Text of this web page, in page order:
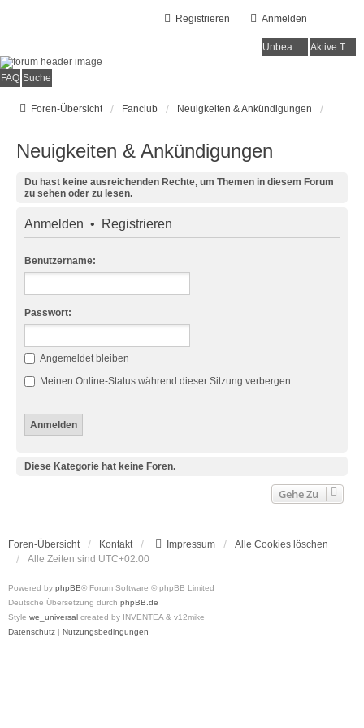
Anmelden
Registrieren
Unbeantwortete Themen Aktive Themen
FAQ Suche
Foren-Übersicht Fanclub Neuigkeiten & Ankündigungen
Neuigkeiten & Ankündigungen
Du hast keine ausreichenden Rechte, um Themen in diesem Forum
zu sehen oder zu lesen.
Anmelden • Registrieren
Benutzername:
Passwort:
Angemeldet bleiben
Meinen Online-Status während dieser Sitzung verbergen
Diese Kategorie hat keine Foren.
Gehe Zu
Foren-Übersicht Kontakt Impressum
Alle Cookies löschen
Alle Zeiten sind UTC+02:00
Powered by phpBB® Forum Software © phpBB Limited
Deutsche Übersetzung durch phpBB.de
Style we_universal created by INVENTEA & v12mike
Datenschutz | Nutzungsbedingungen